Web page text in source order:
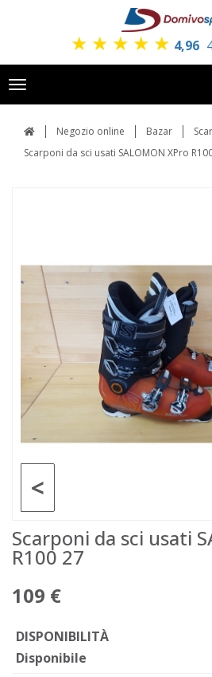
★ ★ ★ ★ ★ 4,96
Toggle
navigation
Negozio online Bazar
Scarponi da sci usati SALOMON XPro
<
Scarponi da sci usati
R100 27
109 €
DISPONIBILITÀ
Disponibile